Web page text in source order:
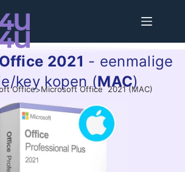
2021 - eenmalige
key kopen (MAC)
Office>Microsoft Office 2021 (MAC)